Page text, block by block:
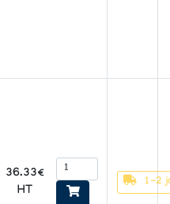
36.33€
HT
1-2